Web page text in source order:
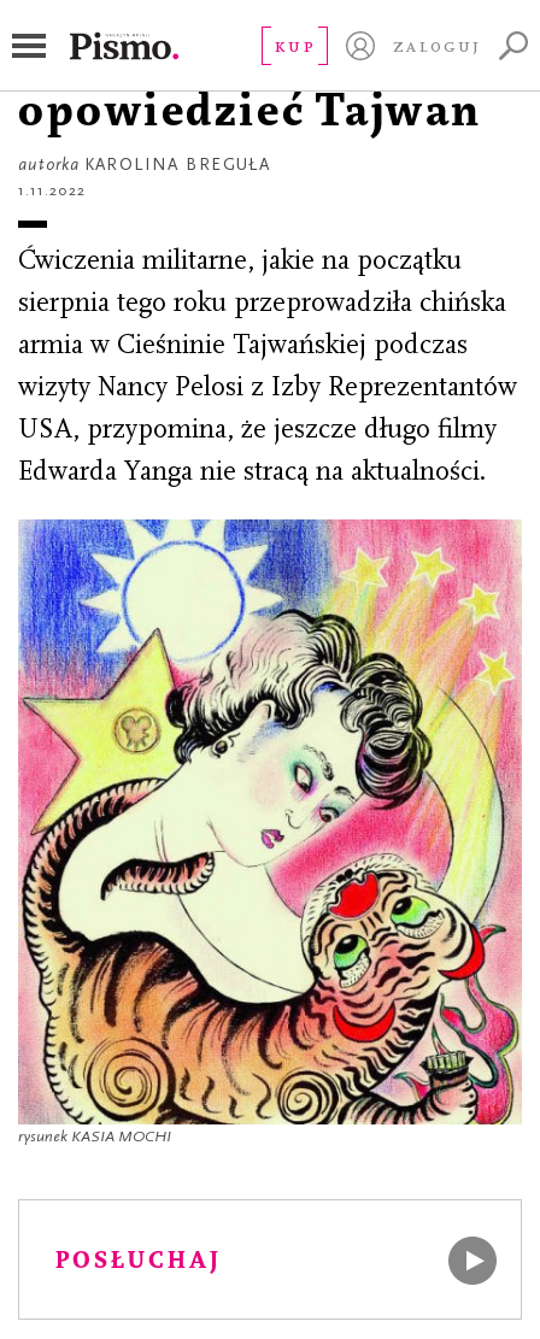
KUP ZALOGUJ
Edward Yang:
opowiedzieć Tajwan
autorka KAROLINA BREGUŁA
1.11.2022
Ćwiczenia militarne, jakie na początku
sierpnia tego roku przeprowadziła chińska
armia w Cieśninie Tajwańskiej podczas
wizyty Nancy Pelosi z Izby Reprezentantów
USA, przypomina, że jeszcze długo filmy
Edwarda Yanga nie stracą na aktualności.
rysunek KASIA MOCHI
POSŁUCHAJ